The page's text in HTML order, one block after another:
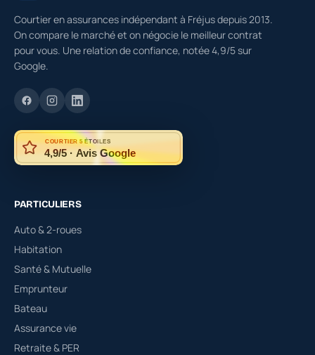
Courtier en assurances indépendant à Fréjus depuis 2013.
On compare le marché et on négocie le meilleur contrat
pour vous. Une relation de confiance, notée 4,9/5 sur
Google.
COURTIER 5 ÉTOILES
4,9/5 · Avis Google
PARTICULIERS
Auto & 2-roues
Habitation
Santé & Mutuelle
Emprunteur
Bateau
Assurance vie
Retraite & PER